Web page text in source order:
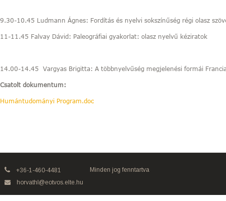
9.30-10.45 Ludmann Ágnes: Fordítás és nyelvi sokszínűség régi olasz
11-11.45 Falvay Dávid: Paleográfiai gyakorlat: olasz nyelvű kéziratok
14.00-14.45 Vargyas Brigitta: A többnyelvűség megjelenési formái
Csatolt dokumentum:
Humántudományi Program.doc
+36-1-460-4481
horvathl@eotvos.elte.hu
Minden jog fenntartva